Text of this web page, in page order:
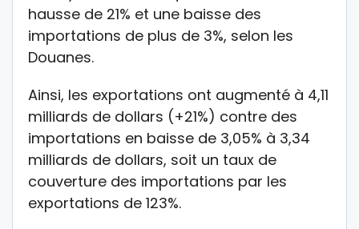
hausse de 21% et une baisse des
importations de plus de 3%, selon les
Douanes.
Ainsi, les exportations ont augmenté à 4,11
milliards de dollars (+21%) contre des
importations en baisse de 3,05% à 3,34
milliards de dollars, soit un taux de
couverture des importations par les
exportations de 123%.